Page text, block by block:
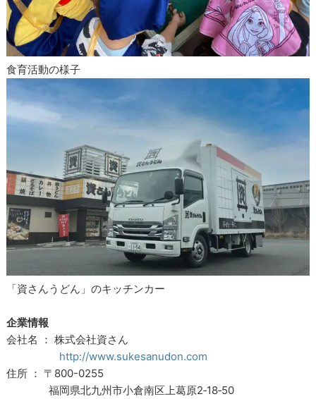
食育活動の様子
「資さんうどん」のキッチンカー
企業情報
会社名 ： 株式会社資さん
http://www.sukesanudon.com
住所 ： 〒800-0255
福岡県北九州市小倉南区上葛原2‐18‐50